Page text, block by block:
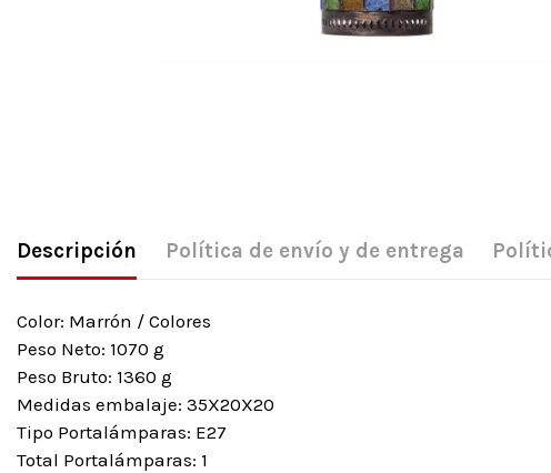
Descripción Política de envío y de entrega
Color: Marrón / Colores
Peso Neto: 1070 g
Peso Bruto: 1360 g
Medidas embalaje: 35X20X20
Tipo Portalámparas: E27
Total Portalámparas: 1